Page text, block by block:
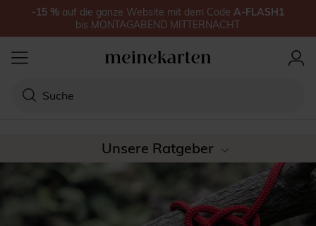
Unsere Ratgeber
-15 % auf die ganze Website mit dem Code A-FLASH1
bis MONTAGABEND MITTERNACHT